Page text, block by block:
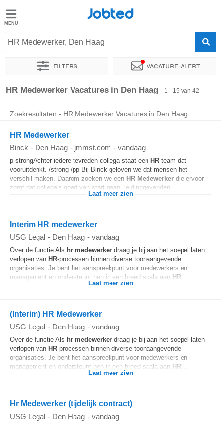
Jobted
Vacatures
Salarissen
Jobted
HR Medewerker, Den Haag
Filters Vacature-alert
Sorteer op Exacte locatie Bedrijf Uitzendbureau
HR Medewerker Vacatures in Den Haag 1 - 15 van 42
Zoekresultaten - HR Medewerker Vacatures in Den Haag
HR Medewerker
Binck - Den Haag - jmmst.com - vandaag
p strongAchter iedere tevreden collega staat een HR-team dat
vooruitdenkt. /strong /pp Bij Binck geloven we dat mensen het
verschil maken. Daarom zoeken we een HR Medewerker die ervoor
zorgt dat collega's goed van start gaan, leidinggevenden...
Laat meer zien
Interim HR medewerker
USG Legal - Den Haag - vandaag
Over de functie Als hr medewerker draag je bij aan het soepel laten
verlopen van HR-processen binnen diverse toonaangevende
organisaties. Je bent het aanspreekpunt voor medewerkers en
management en ondersteunt hen in een breed scala aan HR
Laat meer zien
(Interim) HR Medewerker
USG Legal - Den Haag - vandaag
Over de functie Als hr medewerker draag je bij aan het soepel laten
verlopen van HR-processen binnen diverse toonaangevende
organisaties. Je bent het aanspreekpunt voor medewerkers en
management en ondersteunt hen in een breed scala aan HR
Laat meer zien
Hr Medewerker (tijdelijk contract)
USG Legal - Den Haag - vandaag